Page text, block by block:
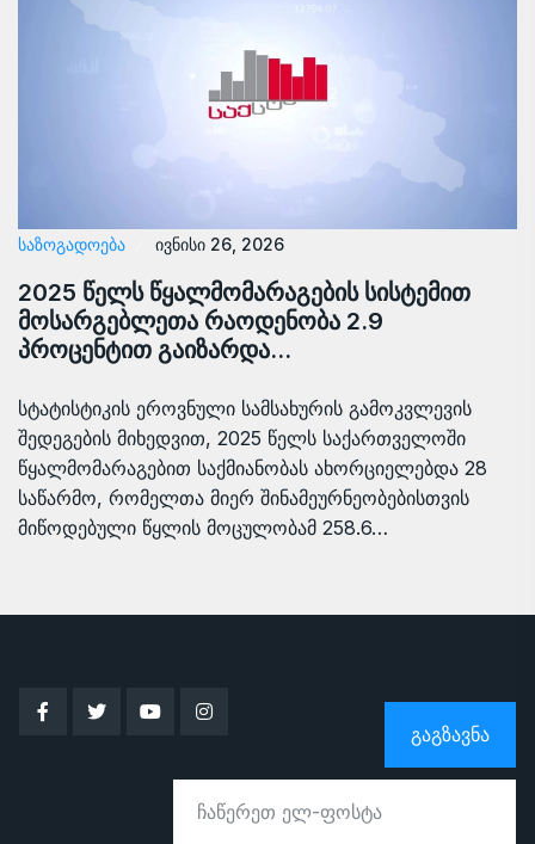
ᲡᲐᲖᲝᲒᲐᲓᲝᲔᲑᲐ ივნისი 26, 2026
2025 წელს წყალმომარაგების სისტემით
მოსარგებლეთა რაოდენობა 2.9
პროცენტით გაიზარდა…
სტატისტიკის ეროვნული სამსახურის გამოკვლევის
შედეგების მიხედვით, 2025 წელს საქართველოში
წყალმომარაგებით საქმიანობას ახორციელებდა 28
საწარმო, რომელთა მიერ შინამეურნეობებისთვის
მიწოდებული წყლის მოცულობამ 258.6…
ᲒᲐᲒᲖᲐᲕᲜᲐ